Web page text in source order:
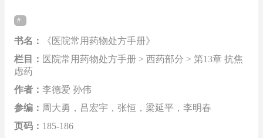
书名：
《医院常用药物处方手册》
栏目： 医院常用药物处方手册 > 西药部分 > 第13章 抗焦
虑药
作者： 李德爱 孙伟
参编： 周大勇，吕宏宇，张恒，梁延平，李明春
页码： 185-186